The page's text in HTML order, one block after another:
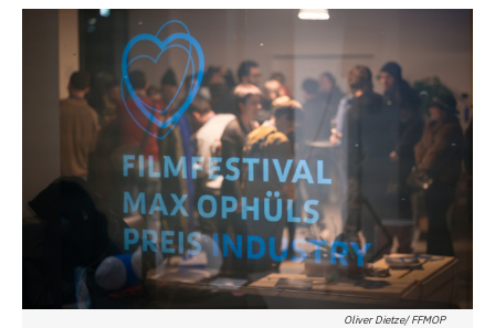
Oliver Dietze/ FFMOP